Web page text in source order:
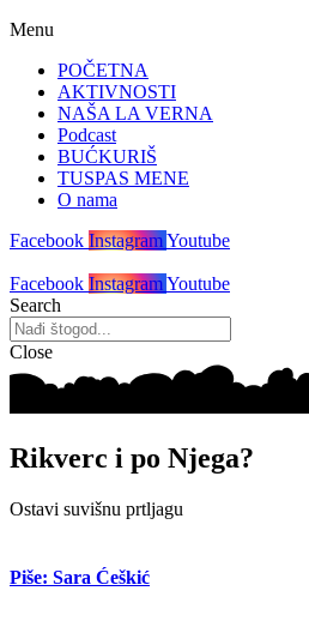
Menu
POČETNA
AKTIVNOSTI
NAŠA LA VERNA
Podcast
BUĆKURIŠ
TUSPAS MENE
O nama
Facebook InstagramYoutube
Facebook InstagramYoutube
Search
Close
Rikverc i po Njega?
Ostavi suvišnu prtljagu
Piše: Sara Ćeškić